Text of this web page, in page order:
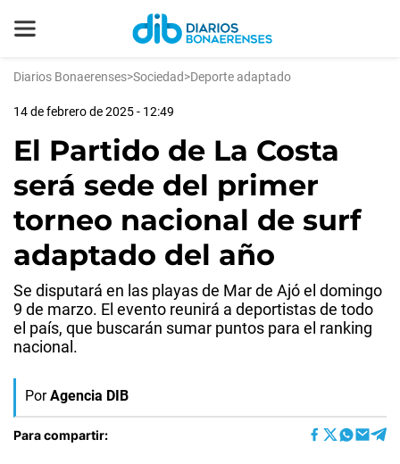
Diarios Bonaerenses>Sociedad>Deporte adaptado
14 de febrero de 2025 - 12:49
El Partido de La Costa
será sede del primer
torneo nacional de surf
adaptado del año
Se disputará en las playas de Mar de Ajó el domingo
9 de marzo. El evento reunirá a deportistas de todo
el país, que buscarán sumar puntos para el ranking
nacional.
Por Agencia DIB
Para compartir: